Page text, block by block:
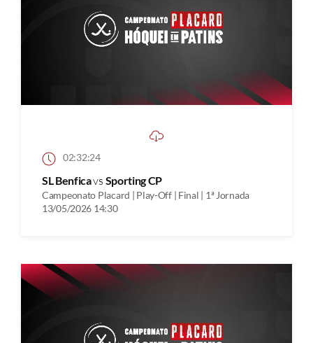
02:32:24
SL Benficavs Sporting CP
Campeonato Placard | Play-Off | Final | 1ª Jornada
13/05/2026 14:30